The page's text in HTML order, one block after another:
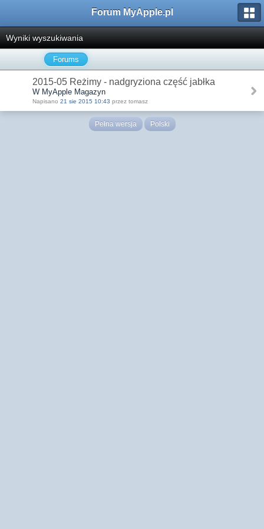
Forum MyApple.pl
Wyniki wyszukiwania
Forums
2015-05 Reżimy - nadgryziona część jabłka
W MyApple Magazyn
Napisano 21 sie 2015 10:43 przez tomasz
Pełna wersja Polski